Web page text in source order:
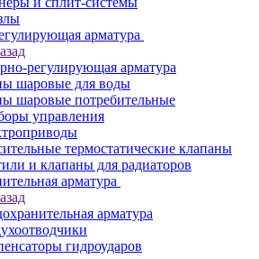
арматура
регулирующая арматура
шаровые для воды
шаровые потребительные
управления
термостатические клапаны
и клапаны для радиаторов
арматура
арматура
гидроударов